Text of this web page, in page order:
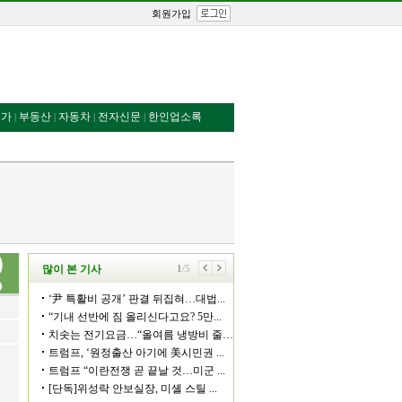
회원가입
| 부동산 | 자동차 | 전자신문 | 한인업소록